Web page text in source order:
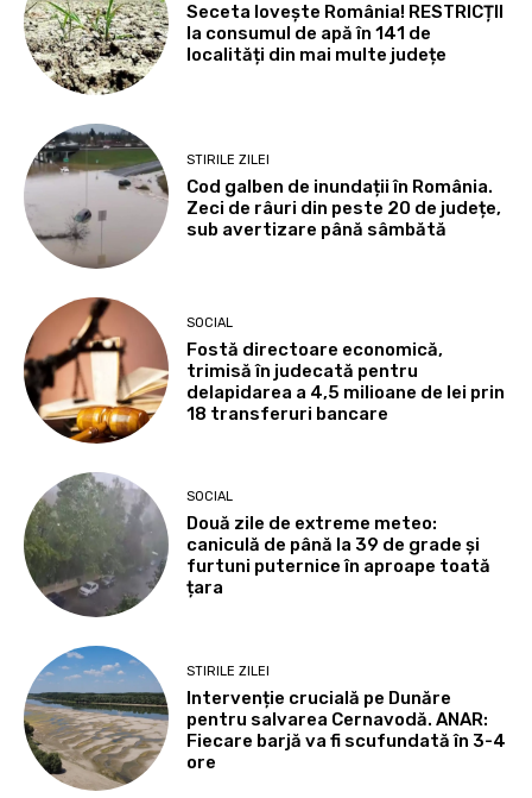
Seceta lovește România! RESTRICȚII
la consumul de apă în 141 de
localități din mai multe județe
STIRILE ZILEI
Cod galben de inundații în România.
Zeci de râuri din peste 20 de județe,
sub avertizare până sâmbătă
SOCIAL
Fostă directoare economică,
trimisă în judecată pentru
delapidarea a 4,5 milioane de lei prin
18 transferuri bancare
SOCIAL
Două zile de extreme meteo:
caniculă de până la 39 de grade și
furtuni puternice în aproape toată
țara
STIRILE ZILEI
Intervenție crucială pe Dunăre
pentru salvarea Cernavodă. ANAR:
Fiecare barjă va fi scufundată în 3-4
ore